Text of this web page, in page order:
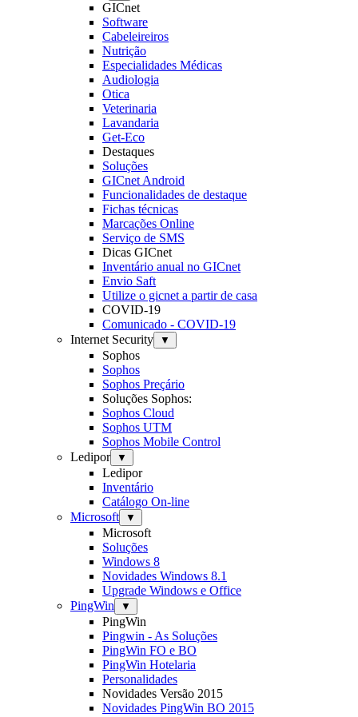
GICnet
Software
Cabeleireiros
Nutrição
Especialidades Médicas
Audiologia
Otica
Veterinaria
Lavandaria
Get-Eco
Destaques
Soluções
GICnet Android
Funcionalidades de destaque
Fichas técnicas
Marcações Online
Serviço de SMS
Dicas GICnet
Inventário anual no GICnet
Envio Saft
Utilize o gicnet a partir de casa
COVID-19
Comunicado - COVID-19
Internet Security
▼
Sophos
Sophos
Sophos Preçário
Soluções Sophos:
Sophos Cloud
Sophos UTM
Sophos Mobile Control
Ledipor
▼
Ledipor
Inventário
Catálogo On-line
Microsoft
▼
Microsoft
Soluções
Windows 8
Novidades Windows 8.1
Upgrade Windows e Office
PingWin
▼
PingWin
Pingwin - As Soluções
PingWin FO e BO
PingWin Hotelaria
Personalidades
Novidades Versão 2015
Novidades PingWin BO 2015